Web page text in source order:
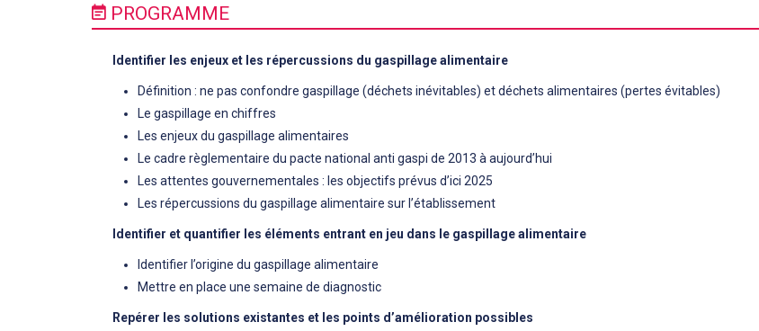
PROGRAMME
Identifier les enjeux et les répercussions du gaspillage alimentaire
Définition : ne pas confondre gaspillage (déchets inévitables) et déchets alimentaires (pertes évitables)
Le gaspillage en chiffres
Les enjeux du gaspillage alimentaires
Le cadre règlementaire du pacte national anti gaspi de 2013 à aujourd’hui
Les attentes gouvernementales : les objectifs prévus d’ici 2025
Les répercussions du gaspillage alimentaire sur l’établissement
Identifier et quantifier les éléments entrant en jeu dans le gaspillage alimentaire
Identifier l’origine du gaspillage alimentaire
Mettre en place une semaine de diagnostic
Repérer les solutions existantes et les points d’amélioration possibles